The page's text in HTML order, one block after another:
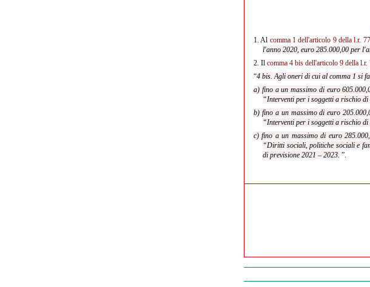
1. Al comma 1 dell'articolo 9 della l.r.
l'anno 2020, euro 285.000,00 per
2. Il comma 4 bis dell'articolo 9 della l.r.
“4 bis. Agli oneri di cui al comma 1 si
a) fino a un massimo di euro
“Interventi per i soggetti a rischio
b) fino a un massimo di euro
“Interventi per i soggetti a rischio
c) fino a un massimo di euro
“Diritti sociali, politiche sociali e
di previsione 2021 – 2023. ”.